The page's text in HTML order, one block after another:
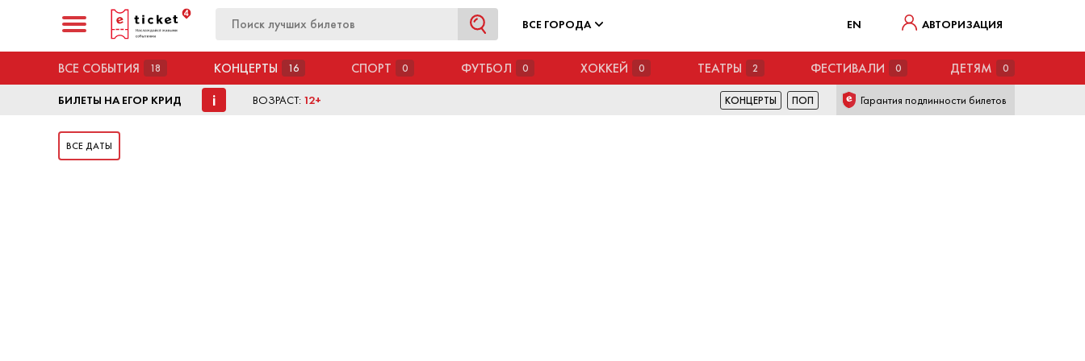
ВСЕ ГОРОДА EN АВТОРИЗАЦИЯ
ВСЕ СОБЫТИЯ 18 КОНЦЕРТЫ 16 СПОРТ 0 ФУТБОЛ 0 ХОККЕЙ 0 ТЕАТРЫ 2 ФЕСТИВАЛИ 0 ДЕТЯМ 0
БИЛЕТЫ НА ЕГОР КРИД i ВОЗРАСТ: 12+ Гарантия подлинности билетов
КОНЦЕРТЫ ПОП
ВСЕ ДАТЫ